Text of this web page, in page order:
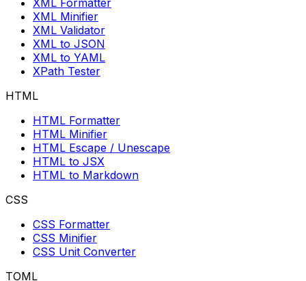
XML Minifier
XML Validator
XML to JSON
XML to YAML
XPath Tester
HTML
HTML Formatter
HTML Minifier
HTML Escape / Unescape
HTML to JSX
HTML to Markdown
CSS
CSS Formatter
CSS Minifier
CSS Unit Converter
TOML